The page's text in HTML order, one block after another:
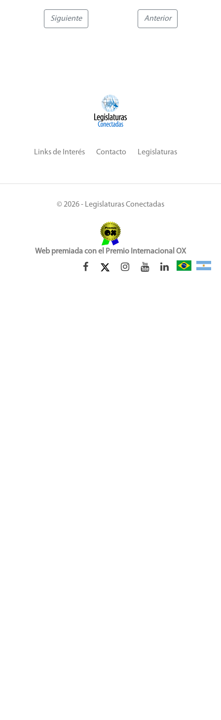
Siguiente Anterior
Links de Interés Contacto Legislaturas
© 2026 - Legislaturas Conectadas
Web premiada con el Premio Internacional OX